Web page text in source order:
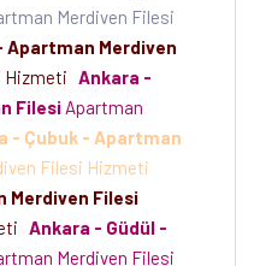
Merdiven Filesi
Apartman Merdiven
Hizmeti Ankara -
Filesi Apartman
- Çubuk - Apartman
Filesi Hizmeti
Merdiven Filesi
Ankara - Güdül -
Merdiven Filesi